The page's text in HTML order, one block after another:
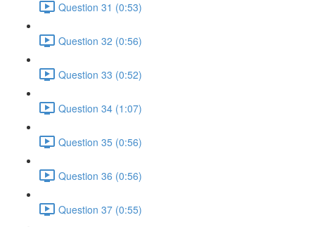
Question 31 (0:53)
Question 32 (0:56)
Question 33 (0:52)
Question 34 (1:07)
Question 35 (0:56)
Question 36 (0:56)
Question 37 (0:55)